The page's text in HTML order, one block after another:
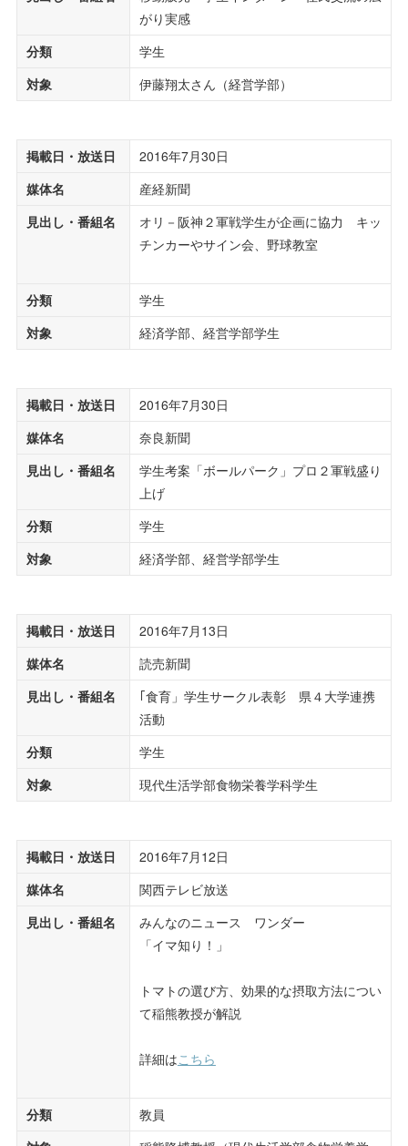
がり実感
分類
学生
対象
伊藤翔太さん（経営学部）
掲載日・放送日
2016年7月30日
媒体名
産経新聞
見出し・番組名
オリ－阪神２軍戦学生が企画に協力 キッ
チンカーやサイン会、野球教室
分類
学生
対象
経済学部、経営学部学生
掲載日・放送日
2016年7月30日
媒体名
奈良新聞
見出し・番組名
学生考案「ボールパーク」プロ２軍戦盛り
上げ
分類
学生
対象
経済学部、経営学部学生
掲載日・放送日
2016年7月13日
媒体名
読売新聞
見出し・番組名
｢食育」学生サークル表彰 県４大学連携
活動
分類
学生
対象
現代生活学部食物栄養学科学生
掲載日・放送日
2016年7月12日
媒体名
関西テレビ放送
見出し・番組名
みんなのニュース ワンダー
「イマ知り！」
トマトの選び方、効果的な摂取方法につい
て稲熊教授が解説
詳細はこちら
分類
教員